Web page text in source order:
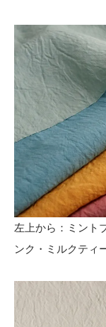
左上から：ミント
ンク・ミルクティ